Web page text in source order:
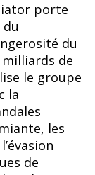
porte
du
de
le groupe
la
les
de